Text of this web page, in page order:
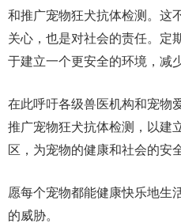
和推广宠物狂犬抗体检测。这
关心，也是对社会的责任。定
于建立一个更安全的环境，减
在此呼吁各级兽医机构和宠物
推广宠物狂犬抗体检测，以建
区，为宠物的健康和社会的安
愿每个宠物都能健康快乐地生
的威胁。